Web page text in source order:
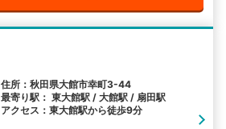
住所：秋田県大館市幸町3-44
最寄り駅： 東大館駅 / 大館駅 / 扇田駅
アクセス：東大館駅から徒歩9分